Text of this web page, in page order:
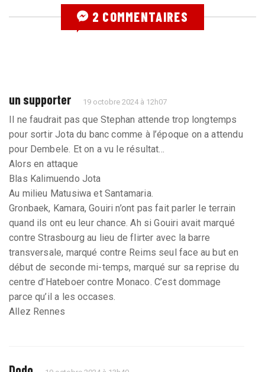
2 COMMENTAIRES
un supporter 19 octobre 2024 à 12h07
Il ne faudrait pas que Stephan attende trop longtemps
pour sortir Jota du banc comme à l’époque on a attendu
pour Dembele. Et on a vu le résultat...
Alors en attaque
Blas Kalimuendo Jota
Au milieu Matusiwa et Santamaria.
Gronbaek, Kamara, Gouiri n’ont pas fait parler le terrain
quand ils ont eu leur chance. Ah si Gouiri avait marqué
contre Strasbourg au lieu de flirter avec la barre
transversale, marqué contre Reims seul face au but en
début de seconde mi-temps, marqué sur sa reprise du
centre d’Hateboer contre Monaco. C’est dommage
parce qu’il a les occases.
Allez Rennes